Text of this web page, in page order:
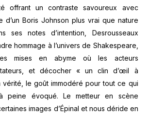
offrant un contraste savoureux avec
d’un Boris Johnson plus vrai que nature
ses notes d’intention, Desrousseaux
hommage à l’univers de Shakespeare,
mises en abyme où les acteurs
et décocher « un clin d’œil à
vérité, le goût immodéré pour tout ce qui
peine évoqué. Le metteur en scène
images d’Épinal et nous déride en